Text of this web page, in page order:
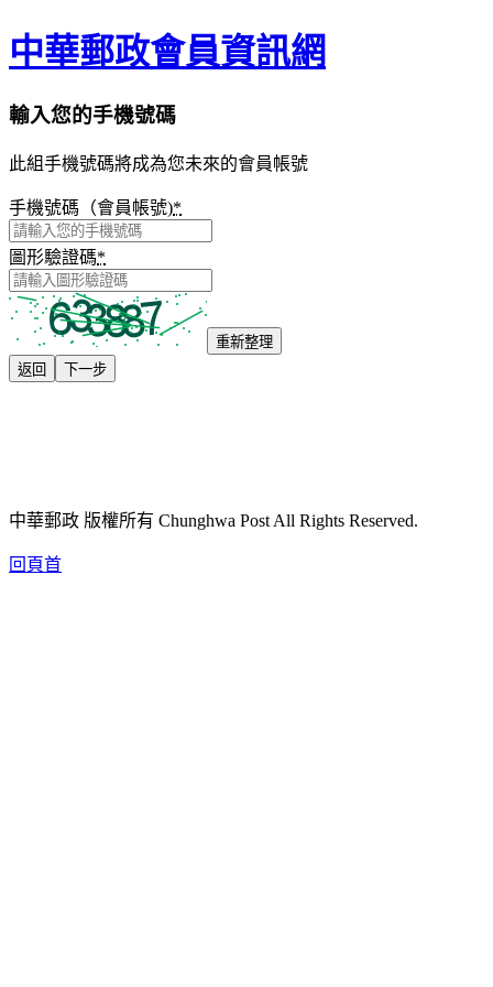
中華郵政會員資訊網
輸入您的手機號碼
此組手機號碼將成為您未來的會員帳號
手機號碼（會員帳號)*
圖形驗證碼*
重新整理
返回
下一步
中華郵政 版權所有 Chunghwa Post All Rights Reserved.
回頁首